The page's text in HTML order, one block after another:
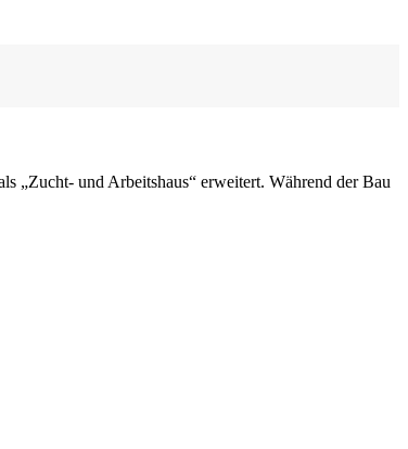
„Zucht- und Arbeitshaus“ erweitert. Während der Bau